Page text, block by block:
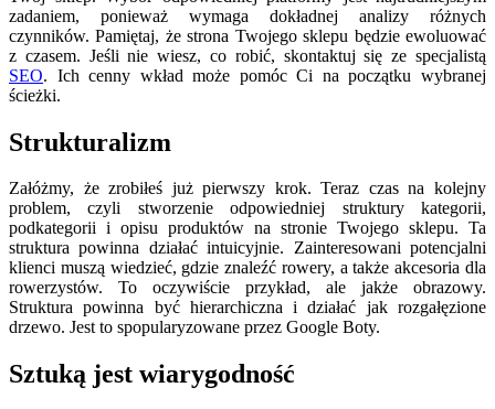
zadaniem, ponieważ wymaga dokładnej analizy różnych
czynników. Pamiętaj, że strona Twojego sklepu będzie ewoluować
z czasem. Jeśli nie wiesz, co robić, skontaktuj się ze specjalistą
SEO. Ich cenny wkład może pomóc Ci na początku wybranej
ścieżki.
Strukturalizm
Załóżmy, że zrobiłeś już pierwszy krok. Teraz czas na kolejny
problem, czyli stworzenie odpowiedniej struktury kategorii,
podkategorii i opisu produktów na stronie Twojego sklepu. Ta
struktura powinna działać intuicyjnie. Zainteresowani potencjalni
klienci muszą wiedzieć, gdzie znaleźć rowery, a także akcesoria dla
rowerzystów. To oczywiście przykład, ale jakże obrazowy.
Struktura powinna być hierarchiczna i działać jak rozgałęzione
drzewo. Jest to spopularyzowane przez Google Boty.
Sztuką jest wiarygodność